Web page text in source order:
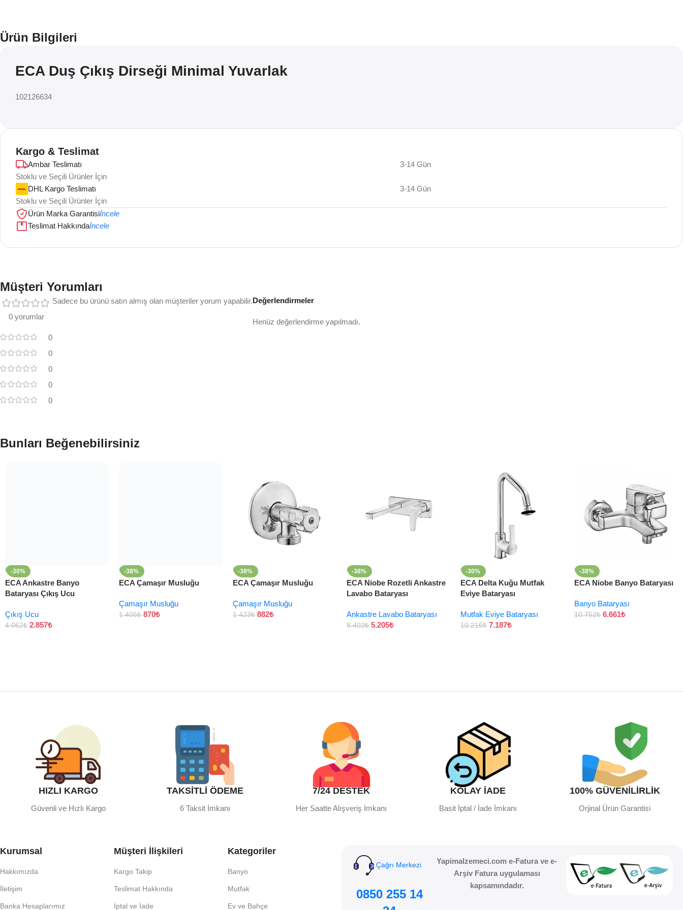
Ürün Bilgileri
ECA Duş Çıkış Dirseği Minimal Yuvarlak
102126634
Kargo & Teslimat
Ambar Teslimatı
Stoklu ve Seçili Ürünler İçin
3-14 Gün
DHL Kargo Teslimatı
Stoklu ve Seçili Ürünler İçin
3-14 Gün
Ürün Marka Garantisiİncele
Teslimat Hakkındaİncele
Müşteri Yorumları
0 yorumlar
0
0
0
0
0
Değerlendirmeler
Henüz değerlendirme yapılmadı.
Sadece bu ürünü satın almış olan müşteriler yorum yapabilir.
Bunları Beğenebilirsiniz
-30%
ECA Ankastre Banyo
Bataryası Çıkış Ucu
Çıkış Ucu
4.062₺ 2.857₺
-38%
ECA Çamaşır Musluğu
Çamaşır Musluğu
1.405₺ 870₺
-38%
ECA Çamaşır Musluğu
Çamaşır Musluğu
1.423₺ 882₺
-38%
ECA Niobe Rozetli Ankastre
Lavabo Bataryası
Ankastre Lavabo Bataryası
8.402₺ 5.205₺
-30%
ECA Delta Kuğu Mutfak
Eviye Bataryası
Mutfak Eviye Bataryası
10.216₺ 7.187₺
-38%
ECA Niobe Banyo Bataryası
Banyo Bataryası
10.752₺ 6.661₺
HIZLI KARGO
Güvenli ve Hızlı Kargo
TAKSİTLİ ÖDEME
6 Taksit İmkanı
7/24 DESTEK
Her Saatte Alışveriş İmkanı
KOLAY İADE
Basit İptal / İade İmkanı
100% GÜVENİLİRLİK
Orjinal Ürün Garantisi
Kurumsal
Hakkımızda
İletişim
Banka Hesaplarımız
Müşteri İlişkileri
Kargo Takip
Teslimat Hakkında
İptal ve İade
Kategoriler
Banyo
Mutfak
Ev ve Bahçe
Çağrı Merkezi
0850 255 14
Yapimalzemeci.com e-Fatura ve e-
Arşiv Fatura uygulaması
kapsamındadır.